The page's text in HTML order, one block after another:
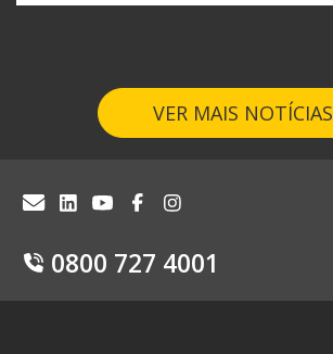
VER MAIS NOTÍCIAS
0800 727 4001